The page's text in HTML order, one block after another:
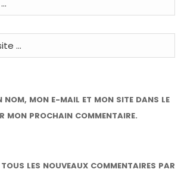
NOM, MON E-MAIL ET MON SITE DANS LE
MON PROCHAIN COMMENTAIRE.
LES NOUVEAUX COMMENTAIRES PAR